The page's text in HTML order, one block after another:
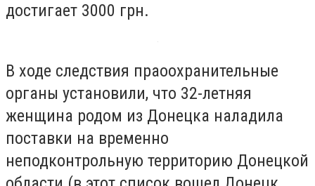
достигает 3000 грн.
В ходе следствия праоохранительные
органы установили, что 32-летняя
женщина родом из Донецка наладила
поставки на временно
неподконтрольную территорию Донецкой